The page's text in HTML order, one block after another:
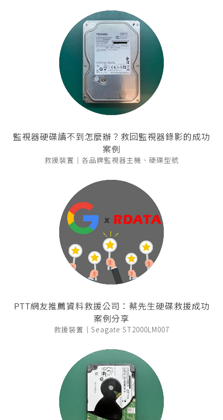
監視器硬碟讀不到怎麼辦？救回監視器錄影的成功
案例
救援裝置｜各品牌監視器主機、硬碟型號
PTT網友推薦資料救援公司：蔡先生硬碟救援成功
案例分享
救援裝置｜Seagate ST2000LM007